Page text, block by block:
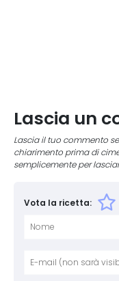
Lascia un
Lascia il tuo commento
chiarimento prima di
semplicemente per
Vota la ricetta: